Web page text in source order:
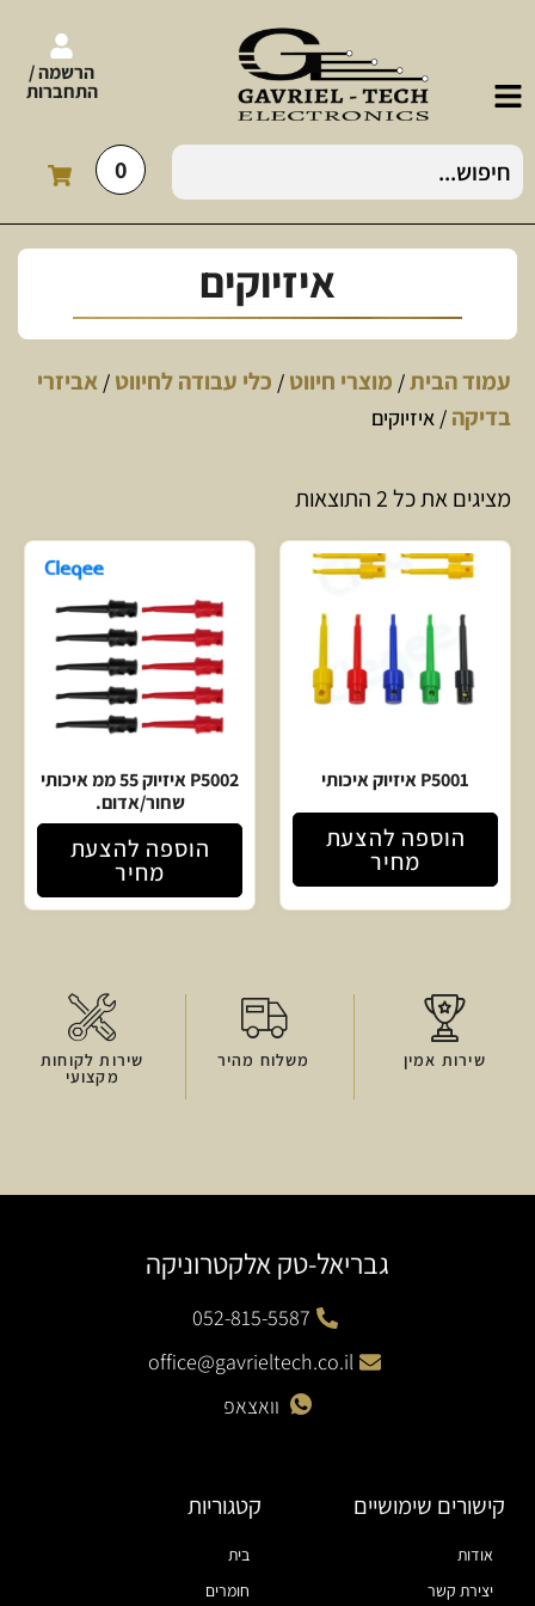
הרשמה /
התחברות
0
איזיוקים
עמוד הבית/ מוצרי חיווט / כלי עבודה לחיווט / אביזרי
בדיקה / איזיוקים
מציגים את כל ⁦2⁩ התוצאות
P5001 איזיוק איכותי
הוספה להצעת
מחיר
P5002 איזיוק 55 ממ איכותי
שחור/אדום.
הוספה להצעת
מחיר
שירות אמין משלוח מהיר שירות לקוחות
מקצועי
גבריאל-טק אלקטרוניקה
052-815-5587
office@gavrieltech.co.il
וואצאפ
קישורים שימושיים
אודות
יצירת קשר
קטגוריות
בית
חומרים